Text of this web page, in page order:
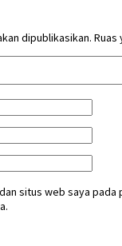
dipublikasikan. Ruas
situs web saya pada